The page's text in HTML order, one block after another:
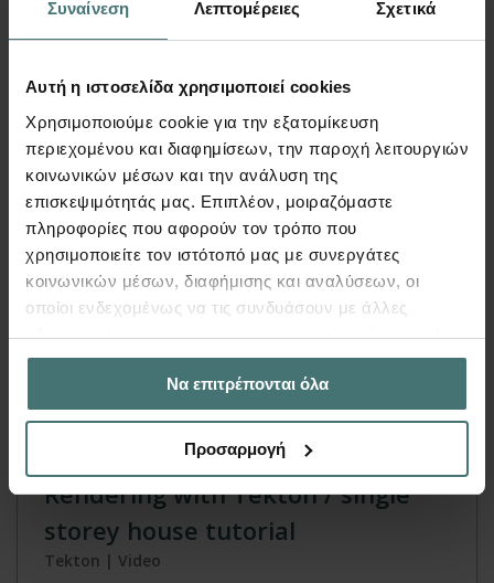
Συναίνεση Λεπτομέρειες Σχετικά
Αυτή η ιστοσελίδα χρησιμοποιεί cookies
Χρησιμοποιούμε cookie για την εξατομίκευση
περιεχομένου και διαφημίσεων, την παροχή λειτουργιών
κοινωνικών μέσων και την ανάλυση της
επισκεψιμότητάς μας. Επιπλέον, μοιραζόμαστε
πληροφορίες που αφορούν τον τρόπο που
χρησιμοποιείτε τον ιστότοπό μας με συνεργάτες
κοινωνικών μέσων, διαφήμισης και αναλύσεων, οι
οποίοι ενδεχομένως να τις συνδυάσουν με άλλες
πληροφορίες που τους έχετε παραχωρήσει ή τις οποίες
έχουν συλλέξει σε σχέση με την από μέρους σας χρήση
των υπηρεσιών τους.Να επιτρέπονται όλα
Προσαρμογή
φωτορεαλισμό μαζί με τα υπόλοιπα αντικείμενα
του Τέκτονα.
Video
Rendering with Tekton / single
storey house tutorial
Tekton | Video